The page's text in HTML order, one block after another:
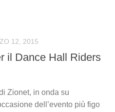
12, 2015
il Dance Hall Riders
Zionet, in onda su
dell’evento più figo